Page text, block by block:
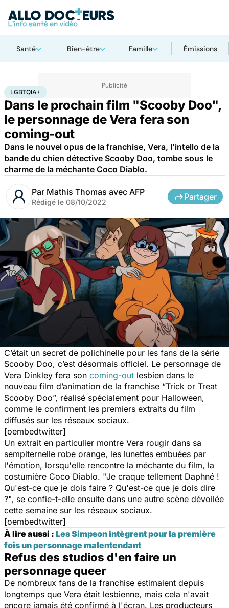
Santé Bien-être Famille Émissions
AccueilSantéSociété
LGBTQIA+
Dans le prochain film "Scooby Doo",
le personnage de Vera fera son
coming-out
Dans le nouvel opus de la franchise, Vera, l’intello de la
bande du chien détective Scooby Doo, tombe sous le
charme de la méchante Coco Diablo.
Par Mathis Thomas avec AFP
Rédigé le 08/10/2022
Partager
C’était un secret de polichinelle pour les fans de la série
Scooby Doo, c’est désormais officiel. Le personnage de
Vera Dinkley fera son coming-out lesbien dans le
nouveau film d’animation de la franchise “Trick or Treat
Scooby Doo”, réalisé spécialement pour Halloween,
comme le confirment les premiers extraits du film
diffusés sur les réseaux sociaux.
[oembedtwitter]
Un extrait en particulier montre Vera rougir dans sa
sempiternelle robe orange, les lunettes embuées par
l'émotion, lorsqu'elle rencontre la méchante du film, la
costumière Coco Diablo. "Je craque tellement Daphné !
Qu'est-ce que je dois faire ? Qu'est-ce que je dois dire
?", se confie-t-elle ensuite dans une autre scène dévoilée
cette semaine sur les réseaux sociaux.
[oembedtwitter]
À lire aussi : Les Simpson intègrent pour la première
fois un personnage malentendant
Refus des studios d'en faire un
personnage queer
De nombreux fans de la franchise estimaient depuis
longtemps que Vera était lesbienne, mais cela n'avait
encore jamais été confirmé à l'écran. Les producteurs